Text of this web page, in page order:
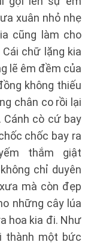
xuân nhỏ nhẹ
cũng làm cho
chữ lặng kia
lẽ êm đềm của
không thiếu
chân co rồi lại
Cánh cò cứ bay
chốc bay ra
thắm giật
chỉ duyên
mà còn đẹp
những cây lúa
hoa kia đi. Như
thành một bức